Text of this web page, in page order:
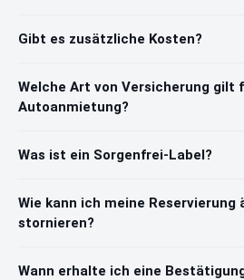
Gibt es zusätzliche Kosten?
Welche Art von Versicherung gilt
Autoanmietung?
Was ist ein Sorgenfrei-Label?
Wie kann ich meine Reservierung
stornieren?
Wann erhalte ich eine